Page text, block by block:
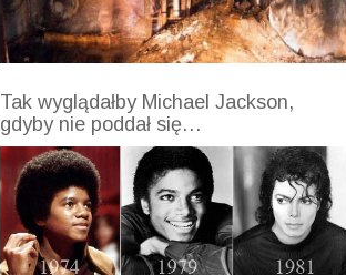
Tak wyglądałby Michael Jackson,
gdyby nie poddał się…